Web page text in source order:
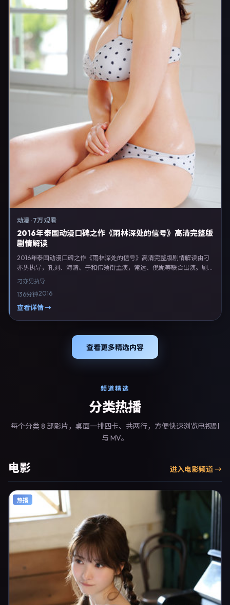
动漫 · 7万 观看
2016年泰国动漫口碑之作《雨林深处的信号》高清完整版
剧情解读
2016年泰国动漫口碑之作《雨林深处的信号》高清完整版剧情解读由刁
亦男执导，孔刘、海清、于和伟领衔主演，常远、倪妮等联合出演。剧情
以动漫类型为主线，融合泰国本土叙事与人物弧光，适合检索「动漫电影
映，随后登陆流媒体与电视端。影片在节奏、摄影与配乐上强调沉浸体
验，可作为片单推荐、影评长文与专题策划的引用素材。
刁亦男执导
136分钟2016
查看详情 →
查看更多精选内容
频道精选
分类热播
每个分类 8 部影片，桌面一排四卡、共两行，方便快速浏览电视剧
与 MV。
电影 进入电影频道 →
热播